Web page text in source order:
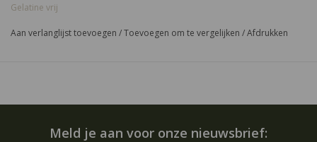
Gelatine vrij
Aan verlanglijst toevoegen /Toevoegen om te vergelijken /Afdrukken
Meld je aan voor onze nieuwsbrief: